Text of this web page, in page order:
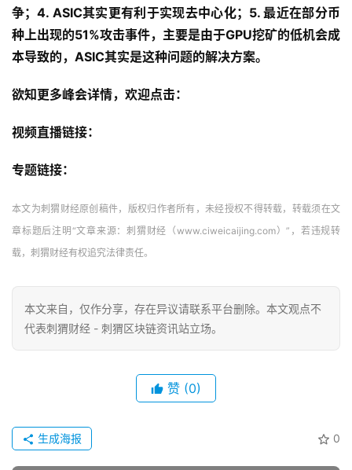
争；4. ASIC其实更有利于实现去中心化；5. 最近在部分币
种上出现的51%攻击事件，主要是由于GPU挖矿的低机会成
本导致的，ASIC其实是这种问题的解决方案。
欲知更多峰会详情，欢迎点击：
视频直播链接：
专题链接：
本文为刺猬财经原创稿件，版权归作者所有，未经授权不得转载，转载须在文
章标题后注明“文章来源：刺猬财经（www.ciweicaijing.com）”，若违规转
载，刺猬财经有权追究法律责任。
本文来自 ，仅作分享，存在异议请联系平台删除。本文观点不
代表刺猬财经 - 刺猬区块链资讯站立场。
赞 (0)
0
生成海报